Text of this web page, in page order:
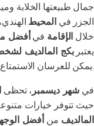
جمال طبيعتها الخلابة
الجزر في المحيط
خلال الإقامة في أفضل
يعتبربكج المالديف
يمكن للعرسان.
في شهر ديسمبر ، تحظى
حيث تتوفر خيارات
المالديف من أفضل